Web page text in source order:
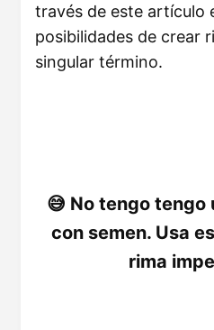
través de este artículo
posibilidades de crear
singular término.
No tengo tengo
con semen. Usa
rima